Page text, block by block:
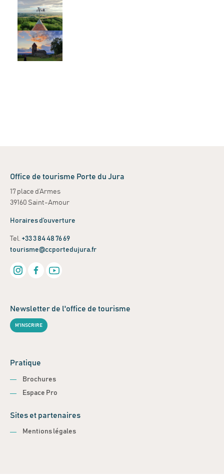
Office de tourisme Porte du Jura
17 place d’Armes
39160 Saint-Amour
Horaires d’ouverture
Tel. +33 3 84 48 76 69
tourisme@ccportedujura.fr
Newsletter de l'office de tourisme
M'INSCRIRE
Pratique
Brochures
Espace Pro
Sites et partenaires
Mentions légales